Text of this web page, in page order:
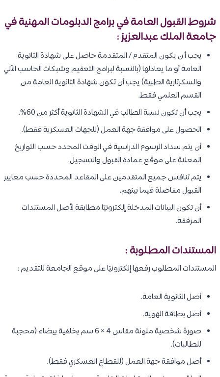
شروط القبول العامة في برامج الدبلومات المهنية في
جامعة الملك عبدالعزيز :
يجب أ ن يكون المتقدم / المتقدمة حاصل على شهادة الثانوية
العامة أو ما يعادلها (بالنسبة لبرامج التعقيم وشبكات الحاسب الآلي
والسكرتارية الطبية) يجب أن تكون شهادة الثانوية العامة من
القسم العلمي فقط.
يجب أن تكون نسبة الطالب في الشهادة الثانوية أكثر من 60%.
الحصول على موافقة جهة العمل (للجهات العسكرية فقط).
أن يتم سداد الرسوم الدراسية في الوقت المحدد حسب التواريخ
المعلنة على موقع عمادة القبول والتسجيل.
يتم تنافس جميع المتقدمين على المقاعد المحددة حسب معايير
القبول مفاضلة فيما بينهم.
أن تكون البيانات المدخلة إلكترونيًا مطابقة لأصل المستندات
المرفقة.
المستندات المطلوبة :
المستندات المطلوب رفعها إلكترونيًا على موقع الجامعة للتقديم :
أصل الثانوية العامة.
أصل بطاقة الهوية.
صورة شخصية ملونة مقاس 4 × 6 سم بخلفية بيضاء (محجبة
للطالبات).
أصل موافقة جهة العمل (للقطاع العسكري فقط).